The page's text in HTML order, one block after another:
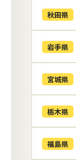
秋田県
岩手県
宮城県
栃木県
福島県